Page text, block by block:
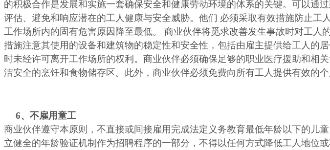
的积极合作是发展和实施一套确保安全和健康劳动环境的体系的关键。可以通
评估、避免和响应潜在的工人健康与安全威胁。他们 必须采取有效措施防止
工作场所内的固有危害原因降至最低。 商业伙伴将觅求改善发生事故时对工
措施注意其使用的设备和建筑物的稳定性和安全性，包括由雇主提供给工人的
时未经许可离开工作场所的权利。商业伙伴必须确保足够的职业医疗援助和相
洁安全的烹饪和食物储存区。此外，商业伙伴必须免费向所有工人提供有效的个
6、不雇用童工
商业伙伴遵守本原则，不直接或间接雇用完成法定义务教育最低年龄以下的儿
立健全的年龄验证机制作为招聘程序的一部分，不得以任何方式降低工人地位